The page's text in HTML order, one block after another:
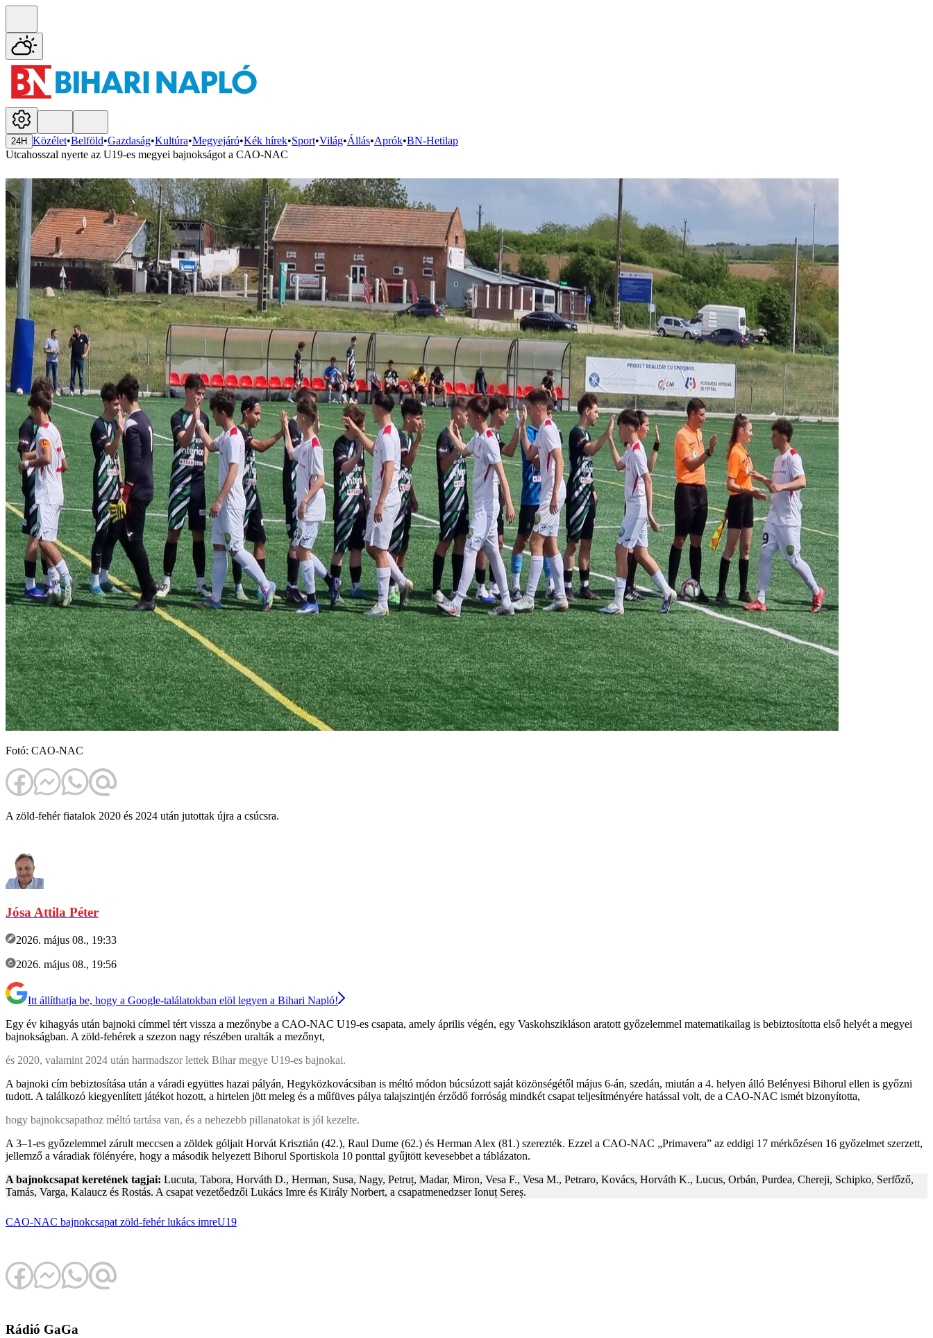
24H Közélet•Belföld•Gazdaság•Kultúra•Megyejáró•Kék hírek•Sport•Világ•Állás•Aprók•BN-Hetilap
Utcahosszal nyerte az U19-es megyei bajnokságot a CAO-NAC
Fotó: CAO-NAC
A zöld-fehér fiatalok 2020 és 2024 után jutottak újra a csúcsra.
Jósa Attila Péter
2026. május 08., 19:33
2026. május 08., 19:56
Itt állíthatja be, hogy a Google-találatokban elöl legyen a Bihari Napló!
Egy év kihagyás után bajnoki címmel tért vissza a mezőnybe a CAO-NAC U19-es csapata, amely április végén, egy Vaskohszikláson aratott győzelemmel matematikailag is bebiztosította első helyét a megyei
bajnokságban. A zöld-fehérek a szezon nagy részében uralták a mezőnyt,
és 2020, valamint 2024 után harmadszor lettek Bihar megye U19-es bajnokai.
A bajnoki cím bebiztosítása után a váradi együttes hazai pályán, Hegyközkovácsiban is méltó módon búcsúzott saját közönségétől május 6-án, szedán, miután a 4. helyen álló Belényesi Bihorul ellen is győzni
tudott. A találkozó kiegyenlített játékot hozott, a hirtelen jött meleg és a műfüves pálya talajszintjén érződő forróság mindkét csapat teljesítményére hatással volt, de a CAO-NAC ismét bizonyította,
hogy bajnokcsapathoz méltó tartása van, és a nehezebb pillanatokat is jól kezelte.
A 3–1-es győzelemmel zárult meccsen a zöldek góljait Horvát Krisztián (42.), Raul Dume (62.) és Herman Alex (81.) szerezték. Ezzel a CAO-NAC „Primavera” az eddigi 17 mérkőzésen 16 győzelmet szerzett,
jellemző a váradiak fölényére, hogy a második helyezett Bihorul Sportiskola 10 ponttal gyűjtött kevesebbet a táblázaton.
A bajnokcsapat keretének tagjai: Lucuta, Tabora, Horváth D., Herman, Susa, Nagy, Petruț, Madar, Miron, Vesa F., Vesa M., Petraro, Kovács, Horváth K., Lucus, Orbán, Purdea, Chereji, Schipko, Serfőző,
Tamás, Varga, Kalaucz és Rostás. A csapat vezetőedzői Lukács Imre és Király Norbert, a csapatmenedzser Ionuț Sereș.
CAO-NAC bajnokcsapat zöld-fehérlukács imreU19
Rádió GaGa